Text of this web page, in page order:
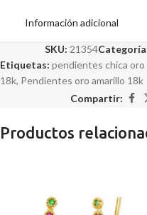
Información adicional
SKU: 21354
Etiquetas: pendientes chica oro
18k, Pendientes oro amarillo 18k
Compartir:
Productos